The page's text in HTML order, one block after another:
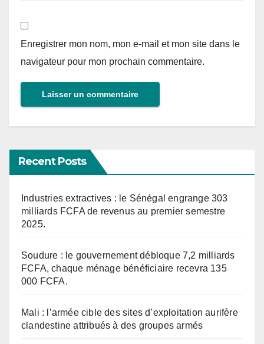
Enregistrer mon nom, mon e-mail et mon site dans le
navigateur pour mon prochain commentaire.
Recent Posts
Industries extractives : le Sénégal engrange 303
milliards FCFA de revenus au premier semestre
2025.
Soudure : le gouvernement débloque 7,2 milliards
FCFA, chaque ménage bénéficiaire recevra 135
000 FCFA.
Mali : l’armée cible des sites d’exploitation aurifère
clandestine attribués à des groupes armés